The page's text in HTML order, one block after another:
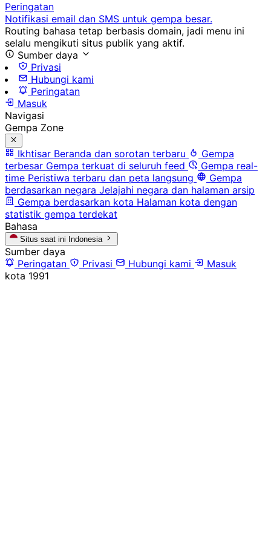
Peringatan
Notifikasi email dan SMS untuk gempa besar.
Routing bahasa tetap berbasis domain, jadi menu ini
selalu mengikuti situs publik yang aktif.
Sumber daya
Privasi
Hubungi kami
Peringatan
Masuk
Navigasi
Gempa Zone
Ikhtisar Beranda dan sorotan terbaru
Gempa
terbesar Gempa terkuat di seluruh feed
Gempa real-
time Peristiwa terbaru dan peta langsung
Gempa
berdasarkan negara Jelajahi negara dan halaman arsip
Gempa berdasarkan kota Halaman kota dengan
statistik gempa terdekat
Bahasa
Situs saat ini Indonesia
Sumber daya
Peringatan
Privasi Hubungi kami
Masuk
kota 1991